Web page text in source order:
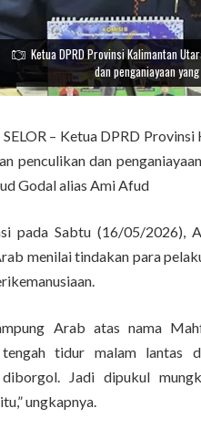
Ketua DPRD Provinsi Kalimantan
dan penganiayaan
– Ketua DPRD
penculikan dan
Godal alias Ami Afud
pada Sabtu (16/05/2026),
menilai tindakan para
Arab atas nama
tidur malam lantas
diborgol. Jadi dipukul
ungkapnya.